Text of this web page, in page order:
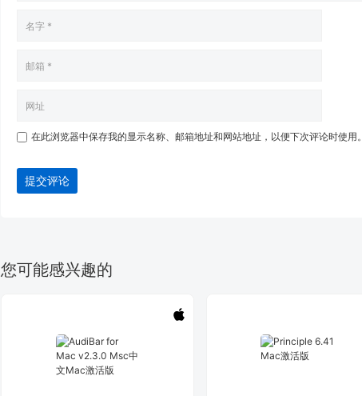
在此浏览器中保存我的显示名称、邮箱地址和网站地址，以便下次评论时使用。
提交评论
您可能感兴趣的